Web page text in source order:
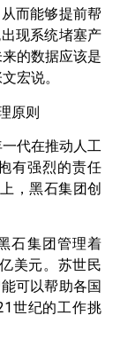
而能够提前帮
现系统堵塞产
来的数据应该是
宏说。
原则
代在推动人工
有强烈的责任
，黑石集团创
石集团管理着
美元。苏世民
可以帮助各国
世纪的工作挑